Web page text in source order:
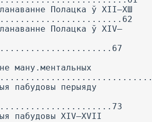
Полацка ў XII—ХШ
Полацка ў XIV—
ману.ментальных
пабудовы перыяду
пабудовы XIV—XVII